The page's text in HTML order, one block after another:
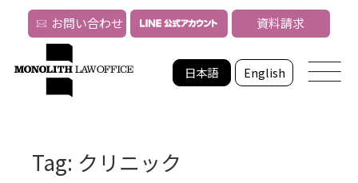
日本語 English
お問い合わせ 資料請求
Tag: クリニック